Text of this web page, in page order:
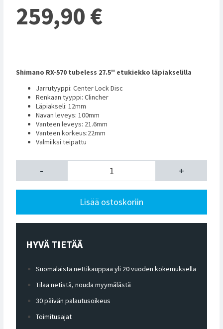
259,90 €
Shimano RX-570 tubeless 27.5'' etukiekko läpiakselilla
Jarrutyyppi: Center Lock Disc
Renkaan tyyppi: Clincher
Läpiakseli: 12mm
Navan leveys: 100mm
Vanteen leveys: 21.6mm
Vanteen korkeus:22mm
Valmiiksi teipattu
- +
Lisää ostoskoriin
HYVÄ TIETÄÄ
Suomalaista nettikauppaa yli 20 vuoden kokemuksella
Tilaa netistä, nouda myymälästä
30 päivän palautusoikeus
Toimitusajat